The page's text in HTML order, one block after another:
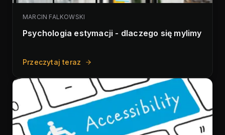
MARCIN FALKOWSKI
Psychologia estymacji - dlaczego się mylimy
Przeczytaj teraz